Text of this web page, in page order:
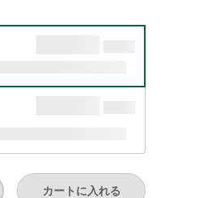
カートに入れる